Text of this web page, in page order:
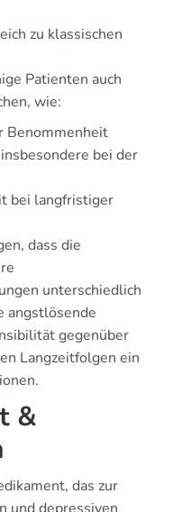
zu klassischen
Patienten auch
wie:
Benommenheit
bei der
bei langfristiger
dass die
unterschiedlich
angstlösende
gegenüber
Langzeitfolgen ein
&
das zur